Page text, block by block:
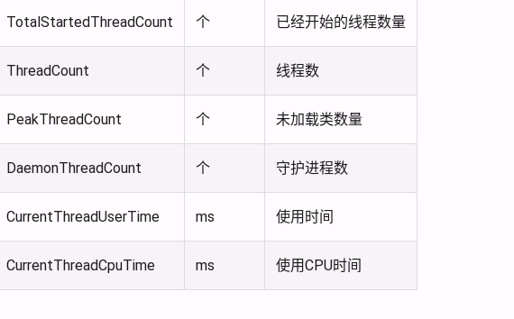
TotalStartedThreadCount 个 已经开始的线程数量
ThreadCount 个 线程数
PeakThreadCount 个 未加载类数量
DaemonThreadCount 个 守护进程数
CurrentThreadUserTime ms 使用时间
CurrentThreadCpuTime ms 使用CPU时间